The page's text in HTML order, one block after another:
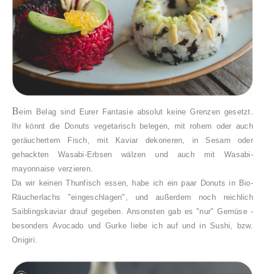
Beim Belag sind Eurer Fantasie absolut keine Grenzen gesetzt.
Ihr könnt die Donuts vegetarisch belegen, mit rohem oder auch
geräuchertem Fisch, mit Kaviar dekorieren, in Sesam oder
gehackten Wasabi-Erbsen wälzen und auch mit Wasabi-
mayonnaise verzieren.
Da wir keinen Thunfisch essen, habe ich ein paar Donuts in Bio-
Räucherlachs "eingeschlagen", und außerdem noch reichlich
Saiblingskaviar drauf gegeben. Ansonsten gab es "nur" Gemüse -
besonders Avocado und Gurke liebe ich auf und in Sushi, bzw.
Onigiri.